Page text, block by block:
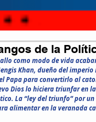
de la
como modo de vida
Khan, dueño del
Papa para convertirlo al
Dios lo hiciera triunfar en
La “ley del triunfo” por
alimentar en la veranada